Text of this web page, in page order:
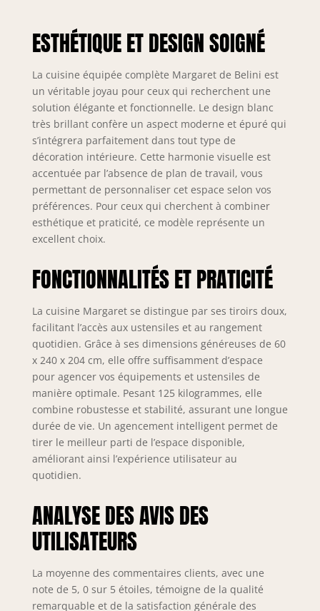
gamme. Tous les
éléments sont
peuvent être
combinés et
positionnés
individuellement.
Inclus : notice de
montage, matériel
d’installation ainsi
que plans de
travail
personnalisables
SILENT & CONFORT
– Les tiroirs
métalliques
modernes de la
gamme Nexus en
finition graphite,
dotés de la
technologie Soft-
Close, assurent
une fermeture
douce et
silencieuse.
Complétés par des
et abattants.
maximale.
SYSTÈME NEXUS
RANGE-COUVERTS
ESTHÉTIQUE ET DESIGN SOIGNÉ
La cuisine équipée complète Margaret de Belini est
un véritable joyau pour ceux qui recherchent une
solution élégante et fonctionnelle. Le design blanc
très brillant confère un aspect moderne et épuré qui
s’intégrera parfaitement dans tout type de
décoration intérieure. Cette harmonie visuelle est
accentuée par l’absence de plan de travail, vous
permettant de personnaliser cet espace selon vos
préférences. Pour ceux qui cherchent à combiner
esthétique et praticité, ce modèle représente un
excellent choix.
FONCTIONNALITÉS ET PRATICITÉ
La cuisine Margaret se distingue par ses tiroirs doux,
facilitant l’accès aux ustensiles et au rangement
quotidien. Grâce à ses dimensions généreuses de 60
x 240 x 204 cm, elle offre suffisamment d’espace
pour agencer vos équipements et ustensiles de
manière optimale. Pesant 125 kilogrammes, elle
combine robustesse et stabilité, assurant une longue
durée de vie. Un agencement intelligent permet de
tirer le meilleur parti de l’espace disponible,
améliorant ainsi l’expérience utilisateur au
quotidien.
ANALYSE DES AVIS DES
UTILISATEURS
La moyenne des commentaires clients, avec une
note de 5, 0 sur 5 étoiles, témoigne de la qualité
remarquable et de la satisfaction générale des